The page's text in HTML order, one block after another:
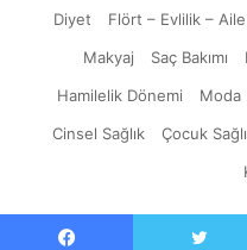
Diyet
Flört – Evlilik – Aile
Makyaj
Saç Bakımı
Hamilelik Dönemi
Moda
Cinsel Sağlık
Çocuk